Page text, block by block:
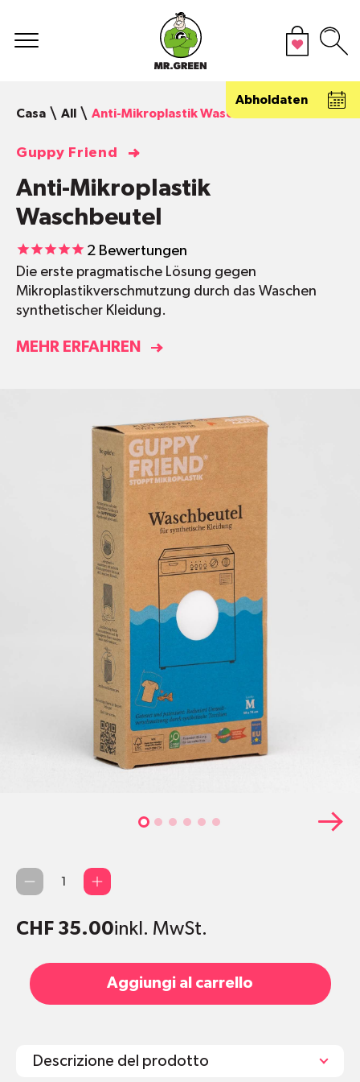
Abholdaten
Casa
All Anti-Mikroplastik Waschbeutel
Guppy Friend
Anti-Mikroplastik
Waschbeutel
2 Bewertungen
Die erste pragmatische Lösung gegen
Mikroplastikverschmutzung durch das Waschen
synthetischer Kleidung.
MEHR ERFAHREN
Qty
CHF 35.00inkl. MwSt.
Aggiungi al carrello
Descrizione del prodotto